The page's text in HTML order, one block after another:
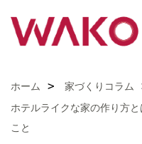
ホーム 家づくりコラム
ホテルライクな家の作り方
こと